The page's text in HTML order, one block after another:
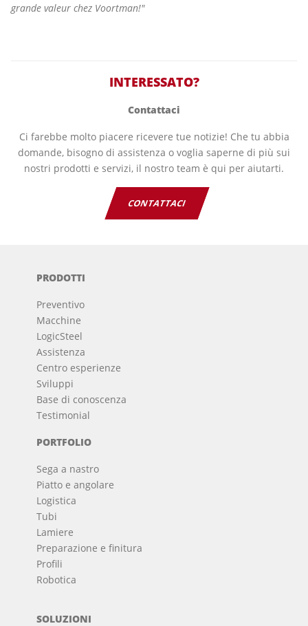
grande valeur chez Voortman!"
INTERESSATO?
Contattaci
Ci farebbe molto piacere ricevere tue notizie! Che tu abbia
domande, bisogno di assistenza o voglia saperne di più sui
nostri prodotti e servizi, il nostro team è qui per aiutarti.
CONTATTACI
PRODOTTI
Preventivo
Macchine
LogicSteel
Assistenza
Centro esperienze
Sviluppi
Base di conoscenza
Testimonial
PORTFOLIO
Sega a nastro
Piatto e angolare
Logistica
Tubi
Lamiere
Preparazione e finitura
Profili
Robotica
SOLUZIONI